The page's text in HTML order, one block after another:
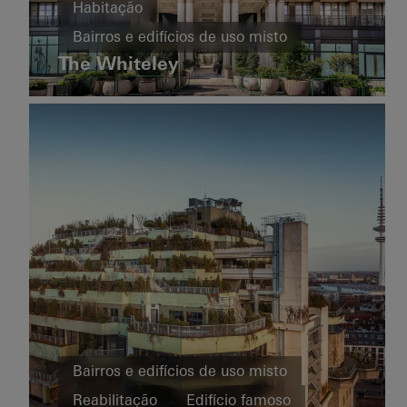
Germany
Escritórios e
administração
Reabilitação
LEED
Bernina
Habitação
Bairros e edifícios de uso misto
Reabilitação
Eficiência energética
Janelas
Fachadas
The Whiteley
Habitação
particular
Construção
nova
Private
Bairros e edifícios de uso misto
Reabilitação
Edifício famoso